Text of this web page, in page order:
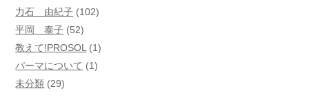
力石 由紀子 (102)
平岡 泰子 (52)
教えて!PROSOL (1)
パーマについて (1)
未分類 (29)